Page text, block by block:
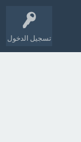
تسجيل الدخول